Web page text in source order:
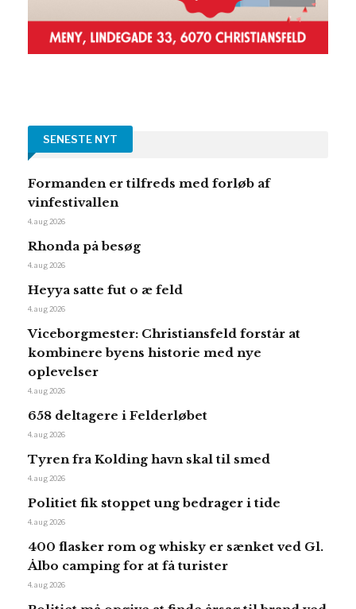
SENESTE NYT
Formanden er tilfreds med forløb af
vinfestivallen
4. aug 2026
Rhonda på besøg
4. aug 2026
Heyya satte fut o æ feld
4. aug 2026
Viceborgmester: Christiansfeld forstår at
kombinere byens historie med nye
oplevelser
4. aug 2026
658 deltagere i Felderløbet
4. aug 2026
Tyren fra Kolding havn skal til smed
4. aug 2026
Politiet fik stoppet ung bedrager i tide
4. aug 2026
400 flasker rom og whisky er sænket ved Gl.
Ålbo camping for at få turister
4. aug 2026